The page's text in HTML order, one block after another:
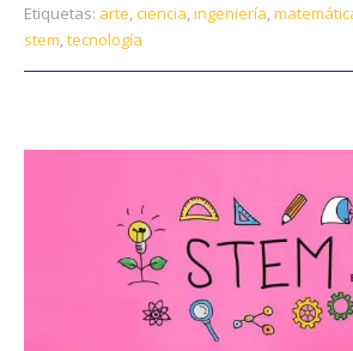
Etiquetas: arte,ciencia,ingeniería,
stem,tecnología